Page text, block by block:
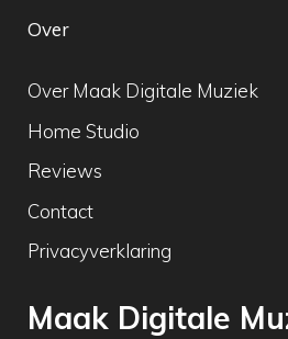
Over
Over Maak Digitale Muziek
Home Studio
Reviews
Contact
Privacyverklaring
Maak Digitale